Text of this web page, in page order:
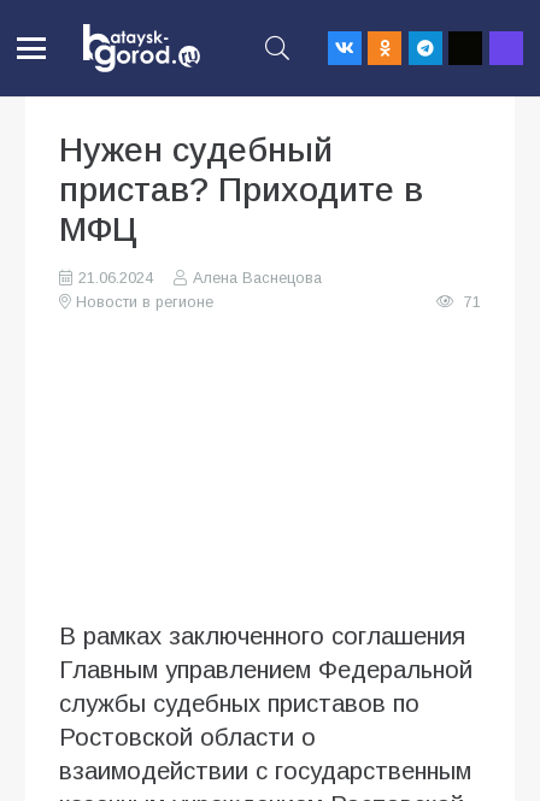
Нужен судебный
пристав? Приходите в
МФЦ
21.06.2024
Алена Васнецова
Новости в регионе
71
В рамках заключенного соглашения
Главным управлением Федеральной
службы судебных приставов по
Ростовской области о
взаимодействии с государственным